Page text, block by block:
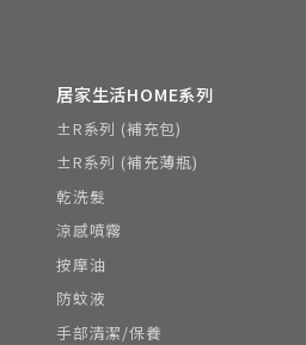
居家生活HOME系列
±R系列 (補充包)
±R系列 (補充薄瓶)
乾洗髮
涼感噴霧
按摩油
防蚊液
手部清潔/保養